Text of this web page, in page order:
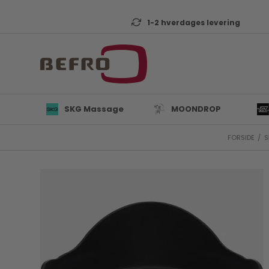
1-2 hverdages levering
SKG Massage MOONDROP
FORSIDE /